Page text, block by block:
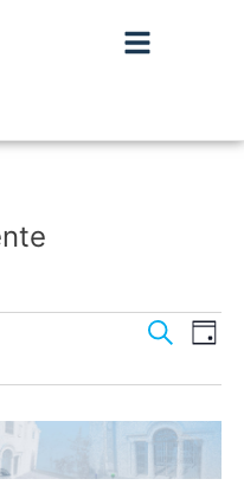
de
e
Pesquisar
de
Dia